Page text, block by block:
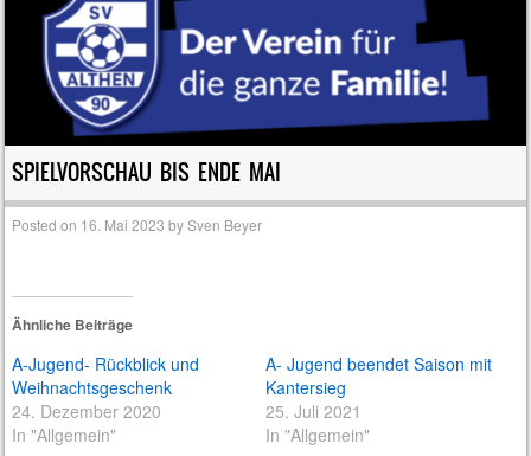
SPIELVORSCHAU BIS ENDE MAI
Posted on 16. Mai 2023 bySven Beyer
Ähnliche Beiträge
A-Jugend- Rückblick und
Weihnachtsgeschenk
24. Dezember 2020
In "Allgemein"
A- Jugend beendet Saison mit
Kantersieg
25. Juli 2021
In "Allgemein"